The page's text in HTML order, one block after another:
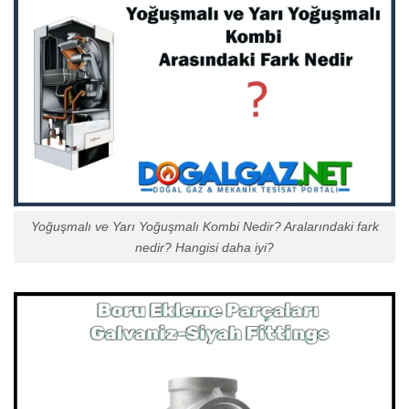
Yoğuşmalı ve Yarı Yoğuşmalı Kombi Nedir? Aralarındaki fark
nedir? Hangisi daha iyi?